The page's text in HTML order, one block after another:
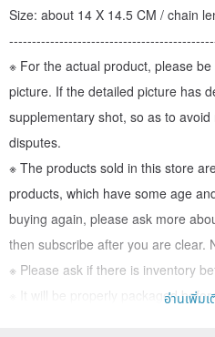
Size: about 14 X 14.5 CM / chain
※ For the actual product, please
picture. If the detailed picture has
supplementary shot, so as to
disputes.
※ The products sold in this store
products, which have some age
buying again, please ask more
then subscribe after you are clear.
※ Please ask if there is inventory
※ It will be properly packagedอ่านเพิ่มเ